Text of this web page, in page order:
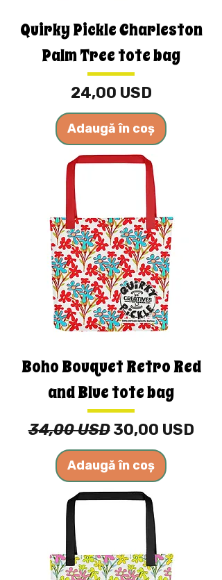
Quirky Pickle Charleston
Palm Tree tote bag
Preț
24,00 USD
Adaugă în coș
Boho Bouquet Retro Red
and Blue tote bag
Preț normal
34,00 USD Preț redus
30,00 USD
Adaugă în coș